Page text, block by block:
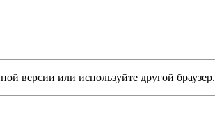
версии или используйте другой браузер.